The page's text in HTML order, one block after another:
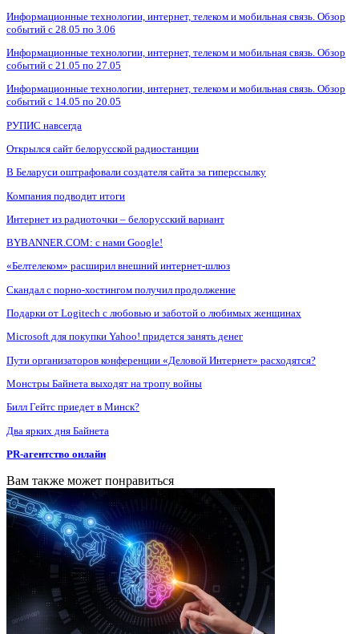
Информационные технологии, интернет, телеком и мобильная связь. Обзор
событий с 28.05 по 3.06
Информационные технологии, интернет, телеком и мобильная связь. Обзор
событий с 21.05 по 27.05
Информационные технологии, интернет, телеком и мобильная связь. Обзор
событий с 14.05 по 20.05
РУПИС навсегда
Открылся сайт белорусской радиостанции
В Беларуси оштрафовали создателя сайта за гиперссылку
Компания подводит итоги
Интернет из радиоточки – белорусский вариант
BYBANNER.COM: c нами Google!
«Белтелеком» расширил внешний интернет-шлюз
Скандал с порно-хостингом получил продолжение
Подарки от Logitech с любовью и заботой о любимых женщинах
Microsoft для покупки Yahoo! придется занять денег
Пути организаторов конференции «Деловой Интернет» расходятся?
Монстры Байнета выходят на тропу войны
Билл Гейтс приедет в Минск?
Два ярких дня Байнета
PR-агентство онлайн
Вам также может понравиться